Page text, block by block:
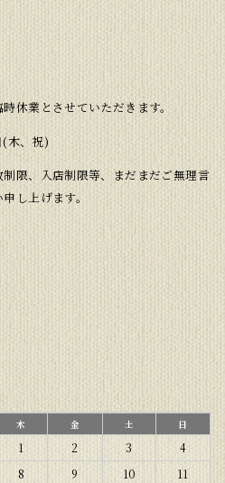
休業とさせていただきます。
木、祝)
限、入店制限等、まだまだご無理言
し上げます。
木 金 土 日
1 2 3
4
8 9 10
11